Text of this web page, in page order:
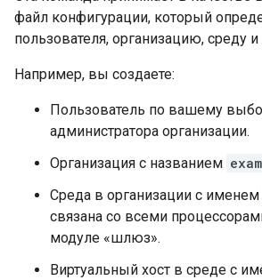
файл конфигурации, который
пользователя, организацию, среду
Например, вы создаете:
Пользователь по вашему
администратора организации.
Организация с названием
Среда в организации с именем
связана со всеми
модуле «шлюз».
Виртуальный хост в среде с